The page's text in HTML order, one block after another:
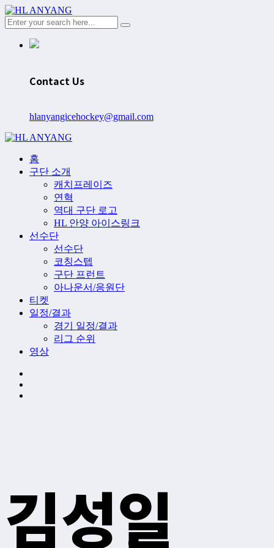
Contact Us
hlanyangicehockey@gmail.com
홈
구단 소개
캐치프레이즈
연혁
역대 구단 로고
HL 안양 아이스링크
선수단
선수단
코칭스텝
구단 프런트
아나운서/응원단
티켓
일정/결과
경기 일정/결과
리그 순위
영상
김성일